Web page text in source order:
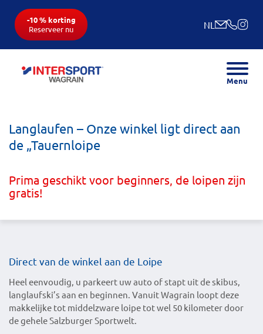
-10 % korting
Reserveer nu
NL
Menu
Langlaufen – Onze winkel ligt direct aan
de „Tauernloipe
Prima geschikt voor beginners, de loipen zijn
gratis!
Direct van de winkel aan de Loipe
Heel eenvoudig, u parkeert uw auto of stapt uit de skibus,
langlaufski’s aan en beginnen. Vanuit Wagrain loopt deze
makkelijke tot middelzware loipe tot wel 50 kilometer door
de gehele Salzburger Sportwelt.